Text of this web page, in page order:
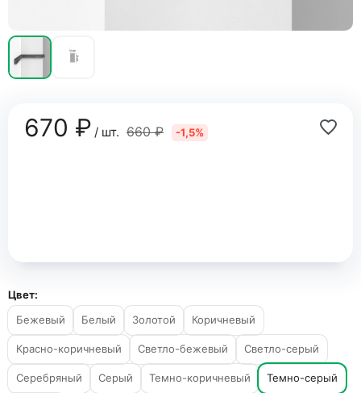
670 ₽/ шт. 660 ₽ -1,5%
Цвет:
Бежевый
Белый Золотой Коричневый
Красно-коричневый Светло-бежевый Светло-серый
Серебряный Серый Темно-коричневый Темно-серый